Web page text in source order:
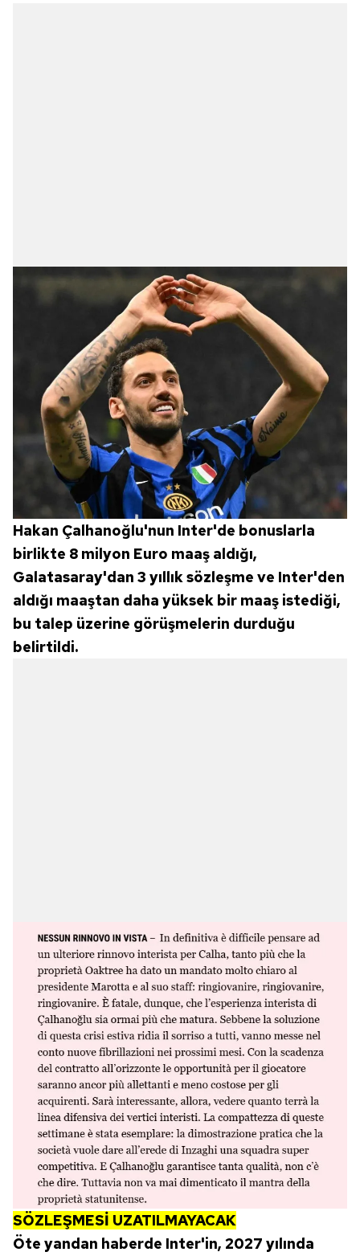
Hakan Çalhanoğlu'nun Inter'de bonuslarla
birlikte 8 milyon Euro maaş aldığı,
Galatasaray'dan 3 yıllık sözleşme ve Inter'den
aldığı maaştan daha yüksek bir maaş istediği,
bu talep üzerine görüşmelerin durduğu
belirtildi.
SÖZLEŞMESİ UZATILMAYACAK
Öte yandan haberde Inter'in, 2027 yılında